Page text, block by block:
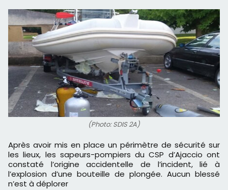
(Photo: SDIS 2A)
Après avoir mis en place un périmètre de sécurité sur
les lieux, les sapeurs-pompiers du CSP d’Ajaccio ont
constaté l’origine accidentelle de l’incident, lié à
l’explosion d’une bouteille de plongée. Aucun blessé
n’est à déplorer